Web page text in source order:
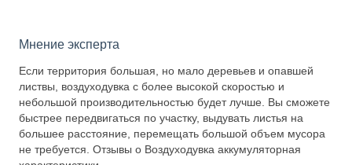
Мнение эксперта
Если территория большая, но мало деревьев и опавшей
листвы, воздуходувка с более высокой скоростью и
небольшой производительностью будет лучше. Вы сможете
быстрее передвигаться по участку, выдувать листья на
большее расстояние, перемещать большой объем мусора
не требуется. Отзывы о Воздуходувка аккумуляторная